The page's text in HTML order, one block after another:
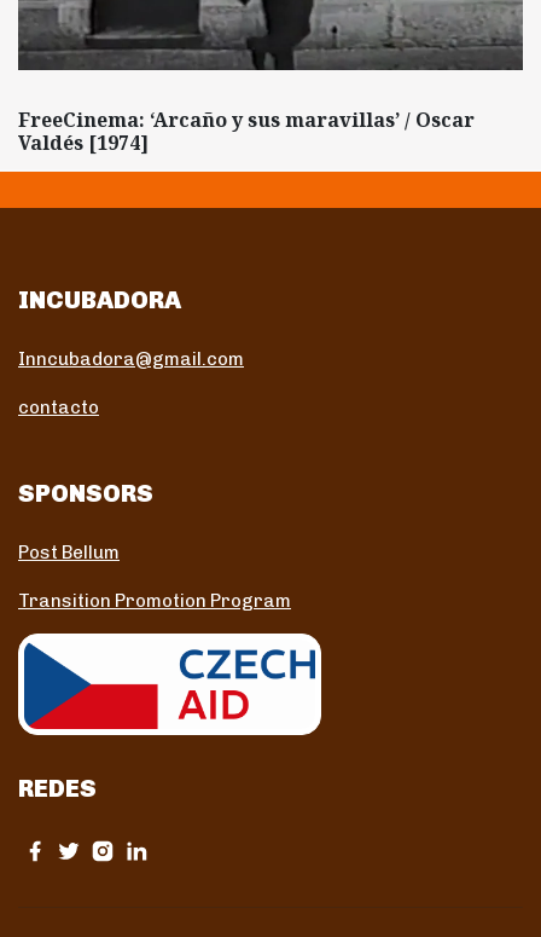
FreeCinema: ‘Arcaño y sus maravillas’ / Oscar
Valdés [1974]
INCUBADORA
Inncubadora@gmail.com
contacto
SPONSORS
Post Bellum
Transition Promotion Program
REDES